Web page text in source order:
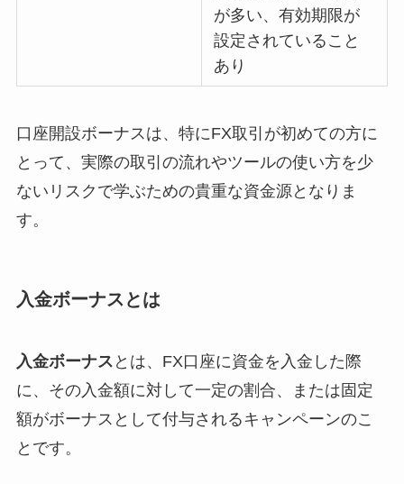
が多い、有効期限が
設定されていること
あり
口座開設ボーナスは、特にFX取引が初めての方に
とって、実際の取引の流れやツールの使い方を少
ないリスクで学ぶための貴重な資金源となりま
す。
入金ボーナスとは
入金ボーナス とは、FX口座に資金を入金した際
に、その入金額に対して一定の割合、または固定
額がボーナスとして付与されるキャンペーンのこ
とです。